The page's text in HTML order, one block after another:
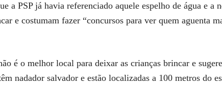
a PSP já havia referenciado aquele espelho de água e a
e costumam fazer “concursos para ver quem aguenta
é o melhor local para deixar as crianças brincar e
nadador salvador e estão localizadas a 100 metros do